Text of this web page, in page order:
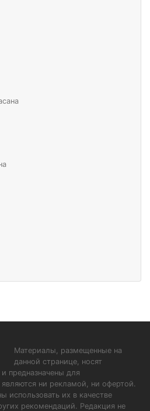
Материалы, размещенные на
данной странице, носят
предназначены для
ни рекламой, ни офертой.
использовать их в качестве
рекомендаций. Редакция не